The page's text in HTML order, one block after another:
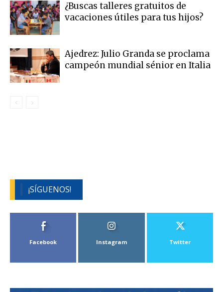
¿Buscas talleres gratuitos de
vacaciones útiles para tus hijos?
Ajedrez: Julio Granda se proclama
campeón mundial sénior en Italia
¡SÍGUENOS!